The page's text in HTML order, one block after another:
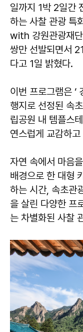
일까지 1박 2일간
하는 사찰 관광 특
with 강원관광재
쌍만 선발되면서
다고 1일 밝혔다.
이번 프로그램은 ‘
행지로 선정된 속
립공원 내 템플스
연스럽게 교감하
자연 속에서 마음
배경으로 한 대형
하는 시간, 속초관
을 살린 다양한 프
는 차별화된 사찰